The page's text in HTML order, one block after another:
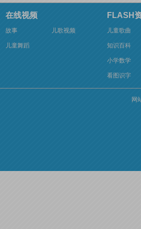
在线视频
故事 儿歌视频
儿童舞蹈
FLASH
儿童歌曲
知识百科
小学数学
看图识字
网